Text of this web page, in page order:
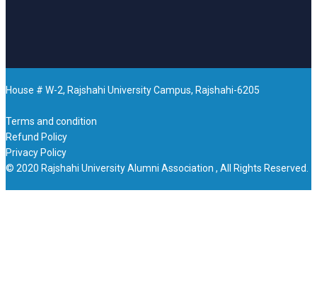
House # W-2, Rajshahi University Campus, Rajshahi-6205
Terms and condition
Refund Policy
Privacy Policy
© 2020 Rajshahi University Alumni Association , All Rights Reserved.